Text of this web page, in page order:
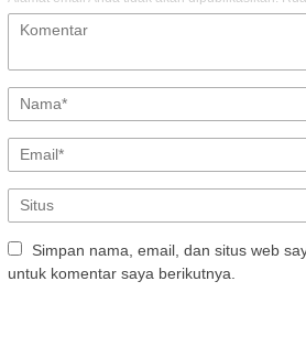
Simpan nama, email, dan situs web
untuk komentar saya berikutnya.